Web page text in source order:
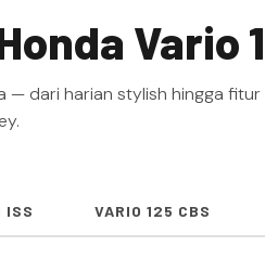
Vario
— dari harian stylish hingga fitur
ISS VARIO 125 CBS